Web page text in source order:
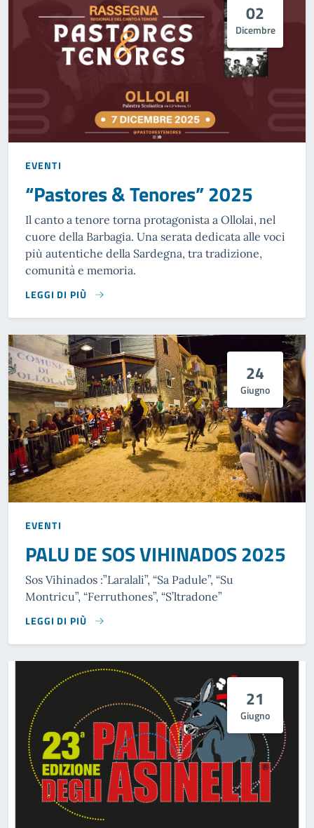
02
Dicembre
EVENTI
“Pastores & Tenores” 2025
Il canto a tenore torna protagonista a Ollolai, nel
cuore della Barbagia. Una serata dedicata alle voci
più autentiche della Sardegna, tra tradizione,
comunità e memoria.
LEGGI DI PIÙ
24
Giugno
EVENTI
PALU DE SOS VIHINADOS 2025
Sos Vihinados :”Laralali”, “Sa Padule”, “Su
Montricu”, “Ferruthones”, “S’ltradone”
LEGGI DI PIÙ
21
Giugno